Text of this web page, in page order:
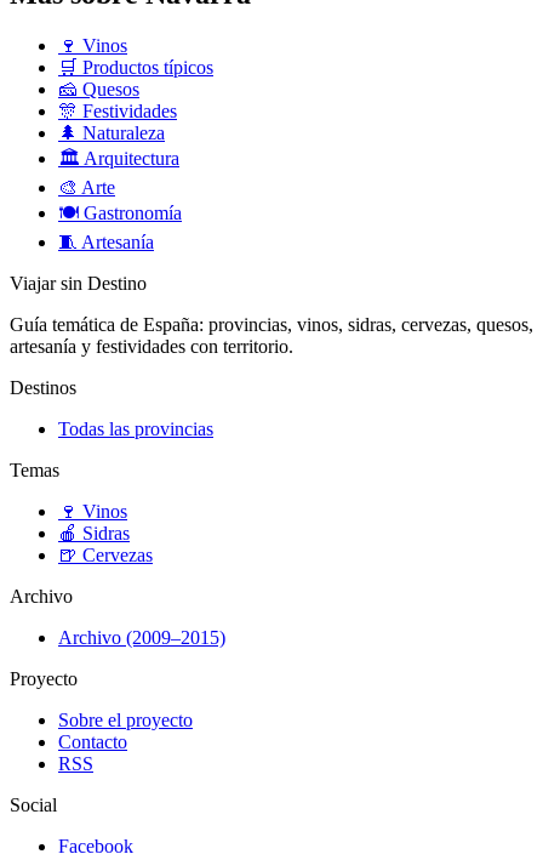
🍷 Vinos
🛒 Productos típicos
🧀 Quesos
🎊 Festividades
🌲 Naturaleza
🏛️ Arquitectura
🎨 Arte
🍽️ Gastronomía
🧵 Artesanía
Viajar sin Destino
Guía temática de España: provincias, vinos, sidras, cervezas, quesos,
artesanía y festividades con territorio.
Destinos
Todas las provincias
Temas
🍷 Vinos
🍎 Sidras
🍺 Cervezas
Archivo
Archivo (2009–2015)
Proyecto
Sobre el proyecto
Contacto
RSS
Social
Facebook